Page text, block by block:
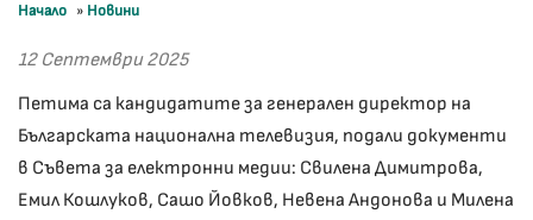
Начало » Новини
12 Септември 2025
Петима са кандидатите за генерален директор на
Българската национална телевизия, подали документи
в Съвета за електронни медии: Свилена Димитрова,
Емил Кошлуков, Сашо Йовков, Невена Андонова и Милена